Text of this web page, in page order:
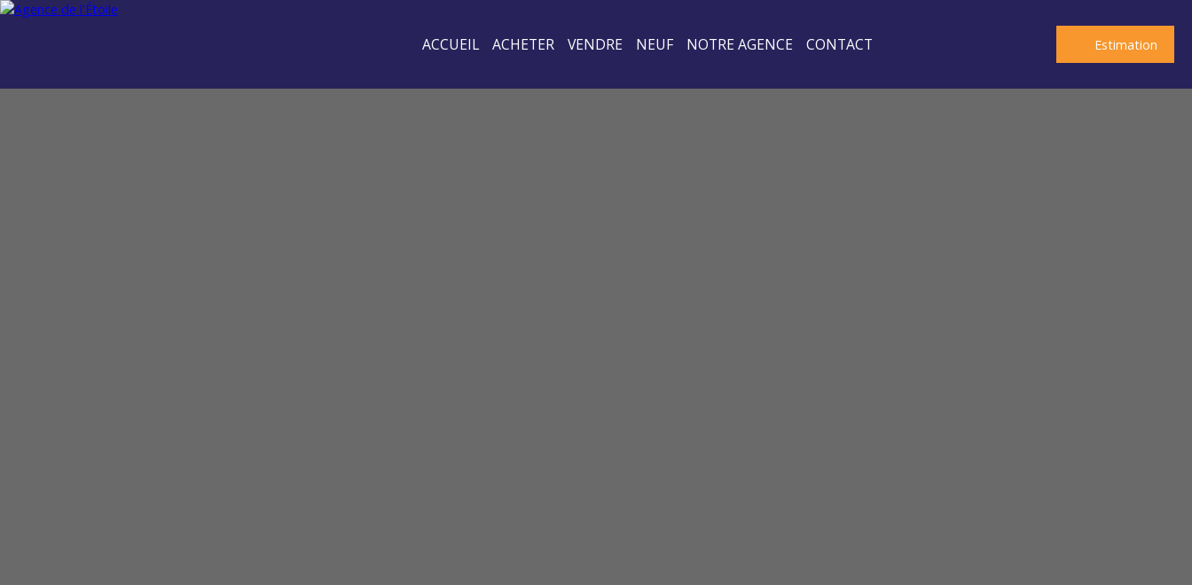
ACCUEIL ACHETER VENDRE NEUF NOTRE AGENCE CONTACT Estimation